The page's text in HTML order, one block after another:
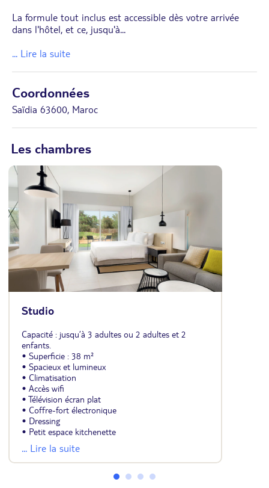
La formule tout inclus est accessible dès votre arrivée
dans l'hôtel, et ce, jusqu'à...
... Lire la suite
Coordonnées
Saïdia 63600, Maroc
Les chambres
Studio
Capacité : jusqu’à 3 adultes ou 2 adultes et 2
enfants.
• Superficie : 38 m²
• Spacieux et lumineux
• Climatisation
• Accès wifi
• Télévision écran plat
• Coffre-fort électronique
• Dressing
• Petit espace kitchenette
• Salle de bains avec baignoire ou douche et
sèche-cheveux
• Vue jardin ou piscine
... Lire la suite